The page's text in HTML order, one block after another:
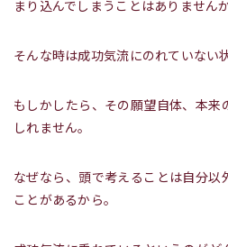
まり込んでしまうことはありません
そんな時は成功気流にのれていない
もしかしたら、その願望自体、本来
しれません。
なぜなら、頭で考えることは自分以
ことがあるから。